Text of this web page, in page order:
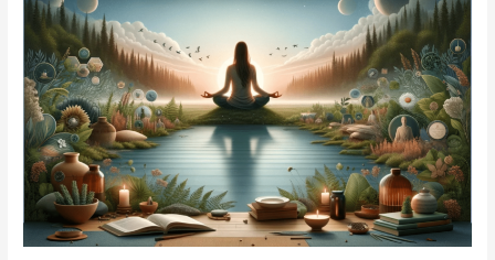
dell’Accademia
Icheiron:
Una
Nuova
Era
per
il
Benessere
Olistico